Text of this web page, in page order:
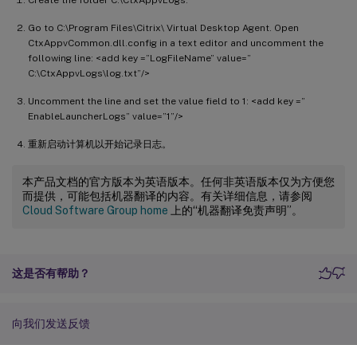
Go to C:\Program Files\Citrix\ Virtual Desktop Agent. Open
CtxAppvCommon.dll.config in a text editor and uncomment the
following line: <add key =”LogFileName” value=”
C:\CtxAppvLogs\log.txt”/>
Uncomment the line and set the value field to 1: <add key =”
EnableLauncherLogs” value=”1”/>
重新启动计算机以开始记录日志。
本产品文档的官方版本为英语版本。任何非英语版本仅为方便您
而提供，可能包括机器翻译的内容。有关详细信息，请参阅
Cloud Software Group home 上的“机器翻译免责声明”。
这是否有帮助？
向我们发送反馈